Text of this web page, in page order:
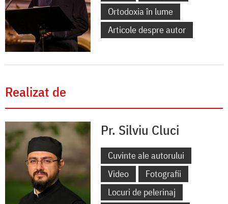
Ortodoxia în lume
Articole despre autor
Realizat de
Pr. Silviu Cluci
Cuvinte ale autorului
Video
Fotografii
Locuri de pelerinaj